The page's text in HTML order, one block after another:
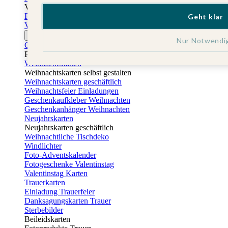
Vatertag
Fotogeschenke Vatertag
Vatertagskarten
Osterkarten
Fotogeschenke zu Ostern
Weihnachtskarten
Weihnachtskarten selbst gestalten
Weihnachtskarten geschäftlich
Weihnachtsfeier Einladungen
Geschenkaufkleber Weihnachten
Geschenkanhänger Weihnachten
Neujahrskarten
Neujahrskarten geschäftlich
Weihnachtliche Tischdeko
Windlichter
Foto-Adventskalender
Fotogeschenke Valentinstag
Valentinstag Karten
Trauerkarten
Einladung Trauerfeier
Danksagungskarten Trauer
Sterbebilder
Beileidskarten
Nur
Geht klar